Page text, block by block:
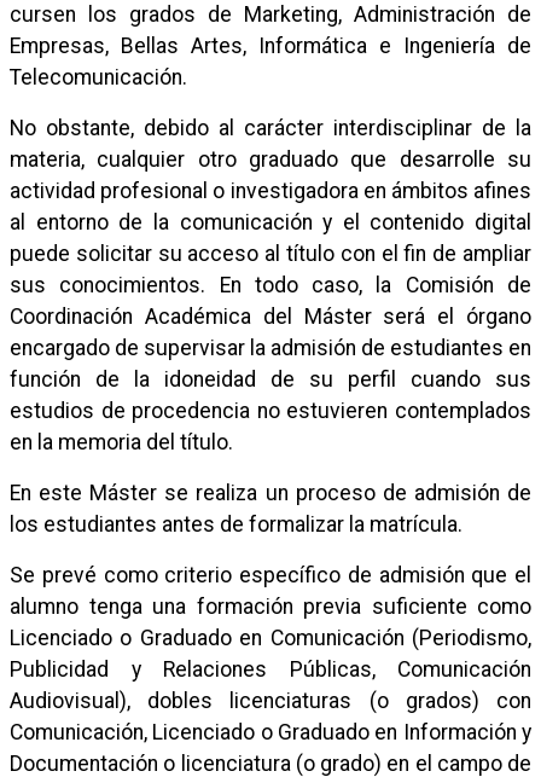
cursen los grados de Marketing, Administración de
Empresas, Bellas Artes, Informática e Ingeniería de
Telecomunicación.
No obstante, debido al carácter interdisciplinar de la
materia, cualquier otro graduado que desarrolle su
actividad profesional o investigadora en ámbitos afines
al entorno de la comunicación y el contenido digital
puede solicitar su acceso al título con el fin de ampliar
sus conocimientos. En todo caso, la Comisión de
Coordinación Académica del Máster será el órgano
encargado de supervisar la admisión de estudiantes en
función de la idoneidad de su perfil cuando sus
estudios de procedencia no estuvieren contemplados
en la memoria del título.
En este Máster se realiza un proceso de admisión de
los estudiantes antes de formalizar la matrícula.
Se prevé como criterio específico de admisión que el
alumno tenga una formación previa suficiente como
Licenciado o Graduado en Comunicación (Periodismo,
Publicidad y Relaciones Públicas, Comunicación
Audiovisual), dobles licenciaturas (o grados) con
Comunicación, Licenciado o Graduado en Información y
Documentación o licenciatura (o grado) en el campo de